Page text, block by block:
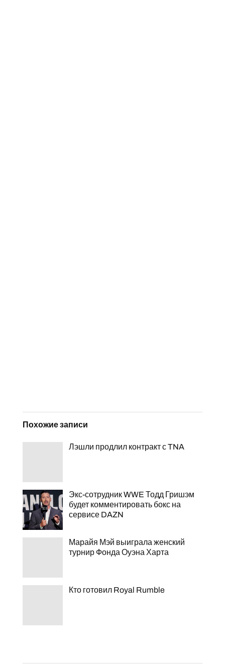
Похожие записи
Лэшли продлил контракт с TNA
Экс-сотрудник WWE Тодд Гришэм
будет комментировать бокс на
сервисе DAZN
Марайя Мэй выиграла женский
турнир Фонда Оуэна Харта
Кто готовил Royal Rumble